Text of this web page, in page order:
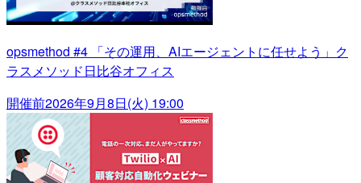
opsmethod #4 「その運用、AIエージェントに任せよう」ク
ラスメソッド日比谷オフィス
開催前2026年9月8日(火) 19:00